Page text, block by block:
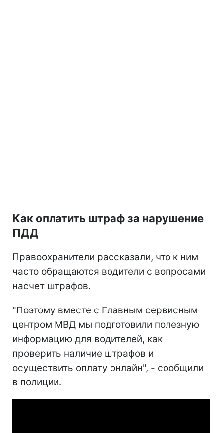
Как оплатить штраф за нарушение
ПДД
Правоохранители рассказали, что к ним
часто обращаются водители с вопросами
насчет штрафов.
"Поэтому вместе с Главным сервисным
центром МВД мы подготовили полезную
информацию для водителей, как
проверить наличие штрафов и
осуществить оплату онлайн", - сообщили
в полиции.